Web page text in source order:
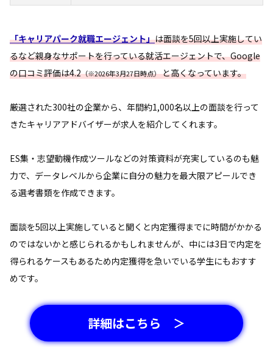
「キャリアパーク就職エージェント」は面談を5回以上実施してい
るなど親身なサポートを行っている就活エージェントで、Google
の口コミ評価は4.2（※2026年3月27日時点）と高くなっています。
厳選された300社の企業から、年間約1,000名以上の面談を行って
きたキャリアアドバイザーが求人を紹介してくれます。
ES集・志望動機作成ツールなどの対策資料が充実しているのも魅
力で、データレベルから企業に自分の魅力を最大限アピールでき
る選考書類を作成できます。
面談を5回以上実施していると聞くと内定獲得までに時間がかかる
のではないかと感じられるかもしれませんが、中には3日で内定を
得られるケースもあるため内定獲得を急いでいる学生にもおすす
めです。
詳細はこちら ＞